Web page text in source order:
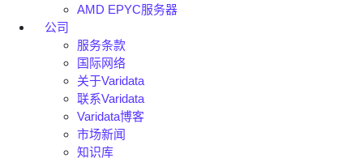
AMD EPYC服务器
公司
服务条款
国际网络
关于Varidata
联系Varidata
Varidata博客
市场新闻
知识库